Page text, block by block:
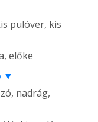
pulóver, kis
előke
nadrág,